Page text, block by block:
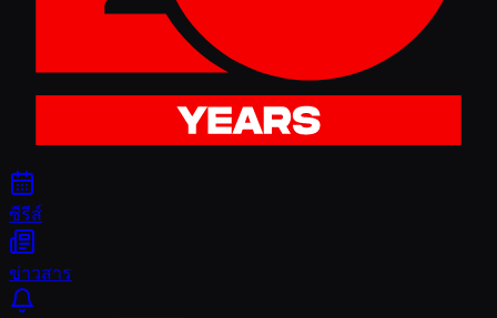
ซีรีส์
ข่าวสาร